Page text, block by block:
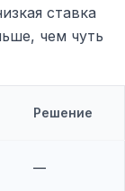
ставка
чем чуть
Решение
—